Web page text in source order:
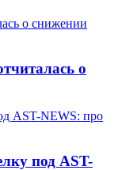
о
под AST-